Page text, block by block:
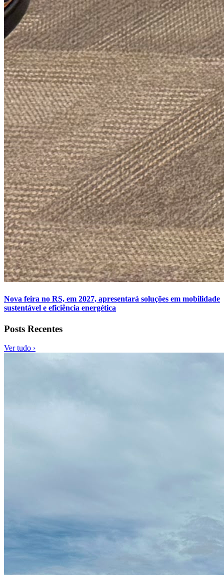
Nova feira no RS, em 2027, apresentará soluções em mobilidade
sustentável e eficiência energética
Posts Recentes
Ver tudo ›